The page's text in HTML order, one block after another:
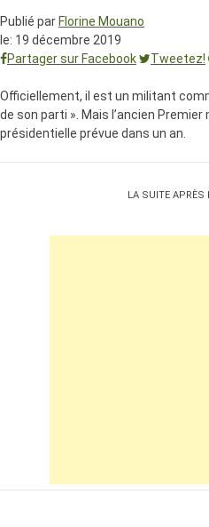
Publié parFlorine Mouano
le: 19 décembre 2019
Partager sur Facebook
Tweetez!
Officiellement, il est un militant
de son parti ». Mais l’ancien
présidentielle prévue dans un an.
LA SUITE APRÈS